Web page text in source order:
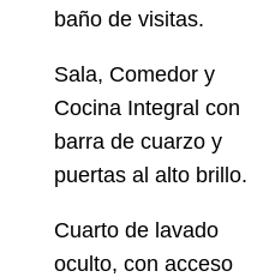
baño de visitas.
Sala, Comedor y
Cocina Integral con
barra de cuarzo y
puertas al alto brillo.
Cuarto de lavado
oculto, con acceso